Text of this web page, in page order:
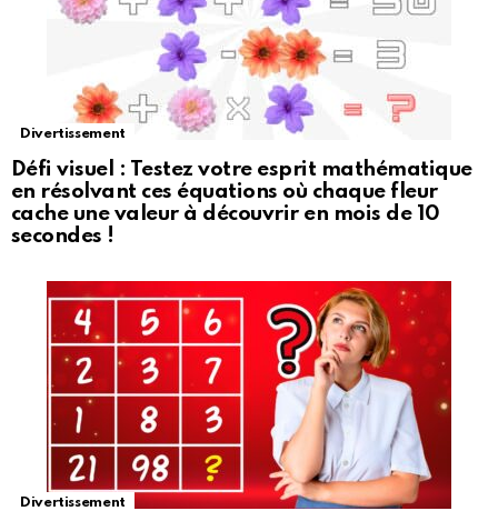
Divertissement
Défi visuel : Testez votre esprit mathématique
en résolvant ces équations où chaque fleur
cache une valeur à découvrir en mois de 10
secondes !
Divertissement